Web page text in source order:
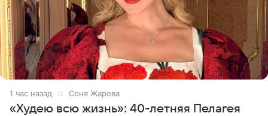
1 час назад Соня Жарова
«Худею всю жизнь»: 40-летняя Пелагея